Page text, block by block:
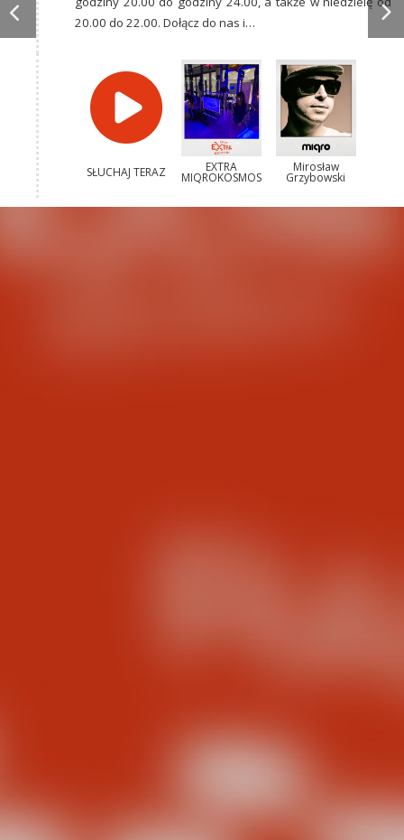
20.00 do 22.00. Dołącz do nas i…
SŁUCHAJ TERAZ EXTRA
MIQROKOSMOS
Mirosław
Grzybowski